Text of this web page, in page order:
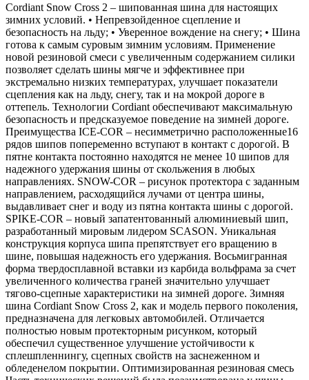
Cordiant Snow Cross 2 – шипованная шина для настоящих
зимних условий. • Непревзойденное сцепление и
безопасность на льду; • Уверенное вождение на снегу; • Шина
готова к самым суровым зимним условиям. Применение
новой резиновой смеси с увеличенным содержанием силики
позволяет сделать шины мягче и эффективнее при
экстремально низких температурах, улучшает показатели
сцепления как на льду, снегу, так и на мокрой дороге в
оттепель. Технологии Cordiant обеспечивают максимальную
безопасность и предсказуемое поведение на зимней дороге.
Преимущества ICE-COR – несимметрично расположенные16
рядов шипов попеременно вступают в контакт с дорогой. В
пятне контакта постоянно находятся не менее 10 шипов для
надежного удержания шины от скольжения в любых
направлениях. SNOW-COR – рисунок протектора с заданным
направлением, расходящийся лучами от центра шины,
выдавливает снег и воду из пятна контакта шины с дорогой.
SPIKE-COR – новый запатентованный алюминиевый шип,
разработанный мировым лидером SCASON. Уникальная
конструкция корпуса шипа препятствует его вращению в
шине, повышая надежность его удержания. Восьмигранная
форма твердосплавной вставки из карбида вольфрама за счет
увеличенного количества граней значительно улучшает
тягово-сцепные характеристики на зимней дороге. Зимняя
шина Cordiant Snow Cross 2, как и модель первого поколения,
предназначена для легковых автомобилей. Отличается
полностью новым протекторным рисунком, который
обеспечил существенное улучшение устойчивости к
сплешпленнингу, сцепных свойств на заснеженном и
обледенелом покрытии. Оптимизированная резиновая смесь